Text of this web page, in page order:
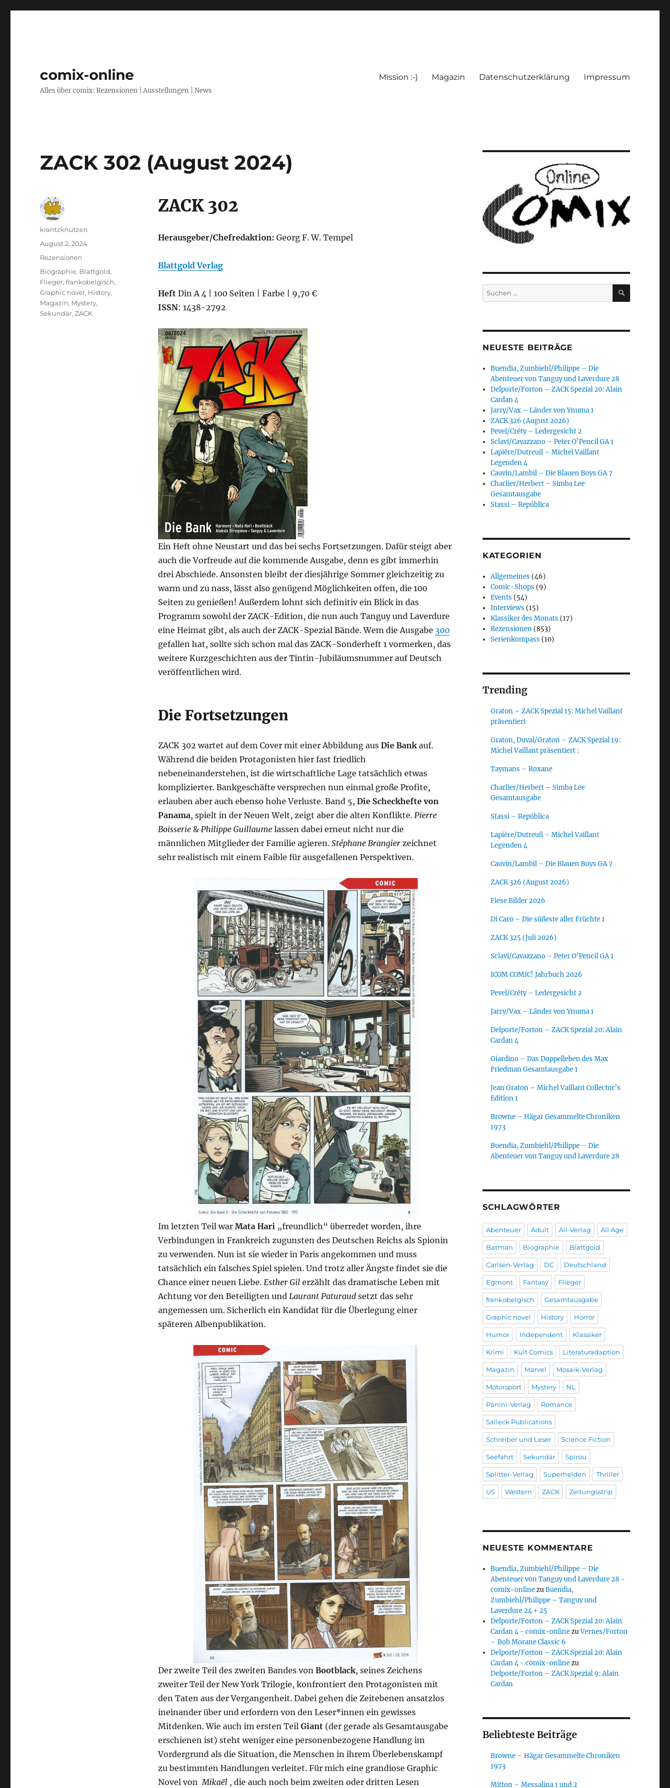
comix-online
Alles über comix: Rezensionen | Ausstellungen | News
Mission :-) Magazin Datenschutzerklärung Impressum
ZACK 302 (August 2024)
ZACK 302
Herausgeber/Chefredaktion: Georg F. W. Tempel
Blattgold Verlag
HeftDin A 4 | 100 Seiten | Farbe | 9,70 €
ISSN: 1438-2792
Ein Heft ohne Neustart und das bei sechs Fortsetzungen. Dafür steigt aber
auch die Vorfreude auf die kommende Ausgabe, denn es gibt immerhin
drei Abschiede. Ansonsten bleibt der diesjährige Sommer gleichzeitig zu
warm und zu nass, lässt also genügend Möglichkeiten offen, die 100
Seiten zu genießen! Außerdem lohnt sich definitiv ein Blick in das
Programm sowohl der ZACK-Edition, die nun auch Tanguy und Laverdure
eine Heimat gibt, als auch der ZACK-Spezial Bände. Wem die Ausgabe 300
gefallen hat, sollte sich schon mal das ZACK-Sonderheft 1 vormerken, das
weitere Kurzgeschichten aus der Tintin-Jubiläumsnummer auf Deutsch
veröffentlichen wird.
Die Fortsetzungen
ZACK 302 wartet auf dem Cover mit einer Abbildung aus Die Bankauf.
Während die beiden Protagonisten hier fast friedlich
nebeneinanderstehen, ist die wirtschaftliche Lage tatsächlich etwas
komplizierter. Bankgeschäfte versprechen nun einmal große Profite,
erlauben aber auch ebenso hohe Verluste. Band 5, Die Scheckhefte von
Panama, spielt in der Neuen Welt, zeigt aber die alten Konflikte. Pierre
Boisserie& Philippe Guillaumelassen dabei erneut nicht nur die
männlichen Mitglieder der Familie agieren. Stéphane Brangierzeichnet
sehr realistisch mit einem Faible für ausgefallenen Perspektiven.
Im letzten Teil war Mata Hari „freundlich“ überredet worden, ihre
Verbindungen in Frankreich zugunsten des Deutschen Reichs als Spionin
zu verwenden. Nun ist sie wieder in Paris angekommen und muss
tatsächlich ein falsches Spiel spielen. Und trotz aller Ängste findet sie die
Chance einer neuen Liebe. Esther Gilerzählt das dramatische Leben mit
Achtung vor den Beteiligten und Laurant Paturaudsetzt das sehr
angemessen um. Sicherlich ein Kandidat für die Überlegung einer
späteren Albenpublikation.
Der zweite Teil des zweiten Bandes von Bootblack, seines Zeichens
zweiter Teil der New York Trilogie, konfrontiert den Protagonisten mit
den Taten aus der Vergangenheit. Dabei gehen die Zeitebenen ansatzlos
ineinander über und erfordern von den Leser*innen ein gewisses
Mitdenken. Wie auch im ersten Teil Giant (der gerade als Gesamtausgabe
erschienen ist) steht weniger eine personenbezogene Handlung im
Vordergrund als die Situation, die Menschen in ihrem Überlebenskampf
zu bestimmten Handlungen verleitet. Für mich eine grandiose Graphic
Novel von Mikaël, die auch noch beim zweiten oder dritten Lesen
Autor
krantzknutzen
Veröffentlicht
August 2, 2024
Kategorien
Rezensionen
Schlagwörter
Biographie, Blattgold,
Flieger,frankobelgisch,
Graphic novel, History,
Magazin, Mystery,
Sekundär,ZACK
Suchen
nach:
SUCHEN
NEUESTE BEITRÄGE
Buendia, Zumbiehl/Philippe – Die
Abenteuer von Tanguy und Laverdure 28
Delporte/Forton – ZACK Spezial 20: Alain
Cardan 4
Jarry/Vax – Länder von Ynuma 1
ZACK 326 (August 2026)
Pevel/Créty – Ledergesicht 2
Sclavi/Cavazzano – Peter O’Pencil GA 1
Lapière/Dutreuil – Michel Vaillant
Legenden 4
Cauvin/Lambil – Die Blauen Boys GA 7
Charlier/Herbert – Simba Lee
Gesamtausgabe
Stassi – República
KATEGORIEN
Allgemeines (46)
Comic-Shops (9)
Events (54)
Interviews (15)
Klassiker des Monats (17)
Rezensionen (853)
Serienkompass (10)
Trending
Graton – ZACK Spezial 15: Michel Vaillant
präsentiert
Graton, Duval/Graton – ZACK Spezial 19:
Michel Vaillant präsentiert :
Taymans – Roxane
Charlier/Herbert – Simba Lee
Gesamtausgabe
Stassi – República
Lapière/Dutreuil – Michel Vaillant
Legenden 4
Cauvin/Lambil – Die Blauen Boys GA 7
ZACK 326 (August 2026)
Fiese Bilder 2026
Di Caro – Die süßeste aller Früchte 1
ZACK 325 (Juli 2026)
Sclavi/Cavazzano – Peter O’Pencil GA 1
ICOM COMIC! Jahrbuch 2026
Pevel/Créty – Ledergesicht 2
Jarry/Vax – Länder von Ynuma 1
Delporte/Forton – ZACK Spezial 20: Alain
Cardan 4
Giardino – Das Doppelleben des Max
Friedman Gesamtausgabe 1
Jean Graton – Michel Vaillant Collector’s
Edition 1
Browne – Hägar Gesammelte Chroniken
1973
Buendia, Zumbiehl/Philippe – Die
Abenteuer von Tanguy und Laverdure 28
SCHLAGWÖRTER
Abenteuer Adult All-Verlag All Age
Batman Biographie Blattgold
Carlsen-Verlag DC Deutschland
Egmont Fantasy Flieger
frankobelgisch Gesamtausgabe
Graphic novel History Horror
Humor Independent Klassiker
Krimi Kult Comics Literaturadaption
Magazin Marvel Mosaik-Verlag
Motorsport Mystery NL
Panini-Verlag Romance
Salleck Publications
Schreiber und Leser Science Fiction
Seefahrt Sekundär Spirou
Splitter-Verlag Superhelden Thriller
US Western ZACK Zeitungsstrip
NEUESTE KOMMENTARE
Buendia, Zumbiehl/Philippe – Die
Abenteuer von Tanguy und Laverdure 28 -
comix-onlinezuBuendia,
Zumbiehl/Philippe – Tanguy und
Laverdure 24 + 25
Delporte/Forton – ZACK Spezial 20: Alain
Cardan 4 - comix-onlinezuVernes/Forton
– Bob Morane Classic 6
Delporte/Forton – ZACK Spezial 20: Alain
Cardan 4 - comix-onlinezu
Delporte/Forton – ZACK Spezial 9: Alain
Cardan
Beliebteste Beiträge
Browne – Hägar Gesammelte Chroniken
1973
Mitton – Messalina 1 und 2